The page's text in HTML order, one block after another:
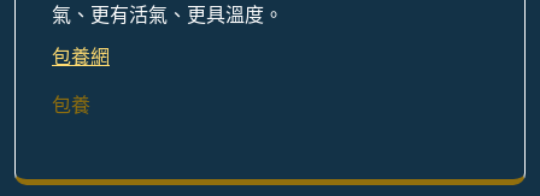
氣、更有活氣、更具溫度。
包養網
包養